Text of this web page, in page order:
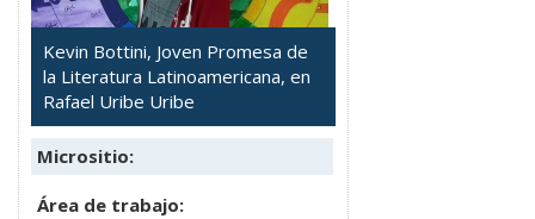
Kevin Bottini, Joven Promesa de
la Literatura Latinoamericana, en
Rafael Uribe Uribe
Micrositio:
Área de trabajo: